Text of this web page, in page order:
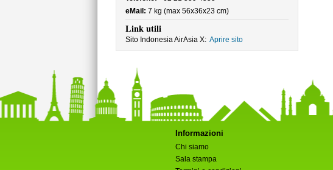
eMail: 7 kg (max 56x36x23 cm)
Link utili
Sito Indonesia AirAsia X: Aprire sito
Informazioni
Chi siamo
Sala stampa